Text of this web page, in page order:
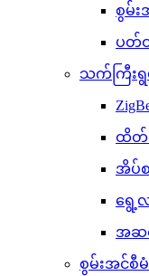
စွမ်း
ပတ်ဝ
သက်ကြီးရွ
ထိတ်
အိပ်စ
ရွေ့လ
အဆ
စွမ်းအင်စီ